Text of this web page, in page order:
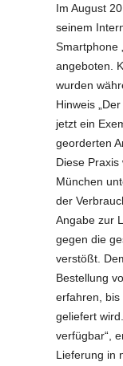
Im August
seinem
Smartphone
angeboten.
wurden
Hinweis
jetzt ein
georderten
Diese
München
der
Angabe zur
gegen die
verstößt.
Bestellung
erfahren, bis
geliefert
verfügbar“,
Lieferung in